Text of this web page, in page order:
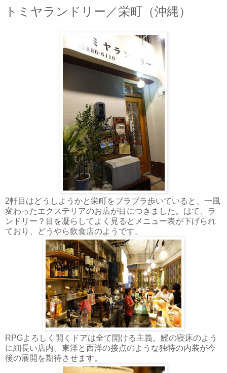
トミヤランドリー／栄町（沖縄）
2軒目はどうしようかと栄町をブラブラ歩いていると、一風
変わったエクステリアのお店が目につきました。はて、ラ
ンドリー？目を凝らしてよく見るとメニュー表が下げられ
ており、どうやら飲食店のようです。
RPGよろしく開くドアは全て開ける主義。鰻の寝床のよう
に細長い店内。東洋と西洋の接点のような独特の内装が今
後の展開を期待させます。